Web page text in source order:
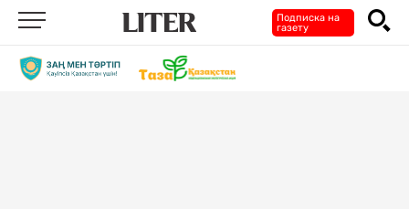
Подписка на
газету